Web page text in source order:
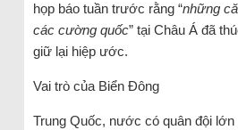
họp báo tuần trước rằng “những
các cường quốc” tại Châu Á đã
giữ lại hiệp ước.
Vai trò của Biển Đông
Trung Quốc, nước có quân đội lớn